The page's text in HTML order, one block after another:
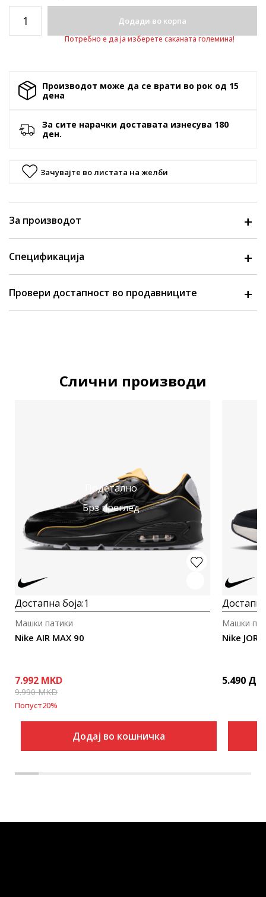
Додади во корпа
Потребно е да ја изберете саканата големина!
Производот може да се врати во рок од 15
денa
За сите нарачки доставата изнесува 180
ден.
Зачувајте во листата на желби
За производот
Спецификација
Провери достапност во продавниците
Слични производи
Подетално
Брз преглед
Достапна боја:1
Nike AIR MAX 90
Машки патики
7.992 MKD
9.990MKD
Попуст20%
Додај во кошничка
Nike
Машки
5.490